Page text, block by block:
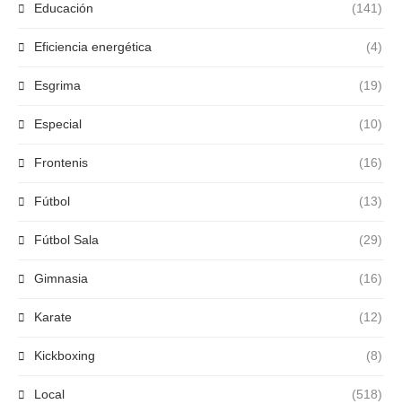
Educación (141)
Eficiencia energética (4)
Esgrima (19)
Especial (10)
Frontenis (16)
Fútbol (13)
Fútbol Sala (29)
Gimnasia (16)
Karate (12)
Kickboxing (8)
Local (518)